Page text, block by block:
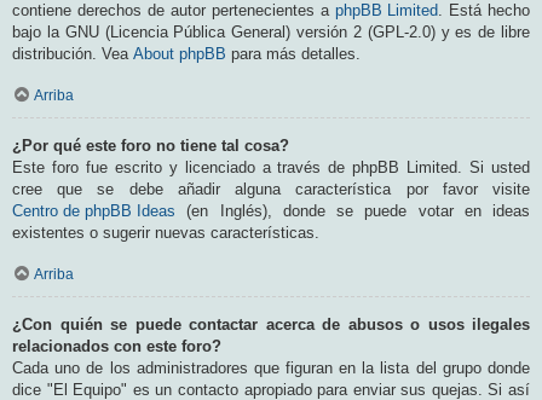
contiene derechos de autor pertenecientes a phpBB Limited. Está hecho
bajo la GNU (Licencia Pública General) versión 2 (GPL-2.0) y es de libre
distribución. Vea About phpBB para más detalles.
Arriba
¿Por qué este foro no tiene tal cosa?
Este foro fue escrito y licenciado a través de phpBB Limited. Si usted
cree que se debe añadir alguna característica por favor visite
Centro de phpBB Ideas (en Inglés), donde se puede votar en ideas
existentes o sugerir nuevas características.
Arriba
¿Con quién se puede contactar acerca de abusos o usos ilegales
relacionados con este foro?
Cada uno de los administradores que figuran en la lista del grupo donde
dice "El Equipo" es un contacto apropiado para enviar sus quejas. Si así